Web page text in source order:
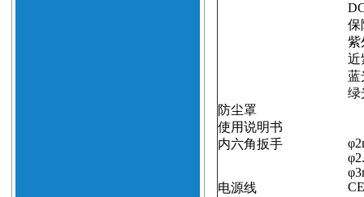
保
紫
近
蓝
绿
防尘罩
使用说明书
内六角扳手
φ
φ
φ
电源线